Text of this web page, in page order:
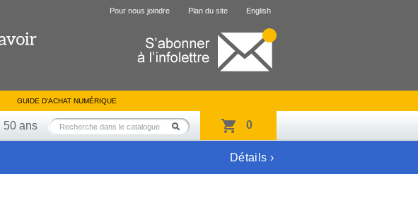
Pour nous joindre Plan du site English
GUIDE D’ACHAT NUMÉRIQUE
50 ans 0
Détails ›